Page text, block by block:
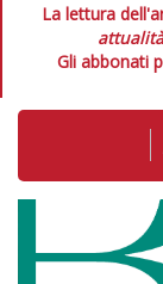
La lettura
Gli abbonati